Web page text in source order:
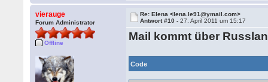
vierauge
Forum Administrator
Offline
Re: Elena <lena.le91@ymail.com>
Antwort #10 -27. April 2011 um 15:17
Mail kommt über
Code